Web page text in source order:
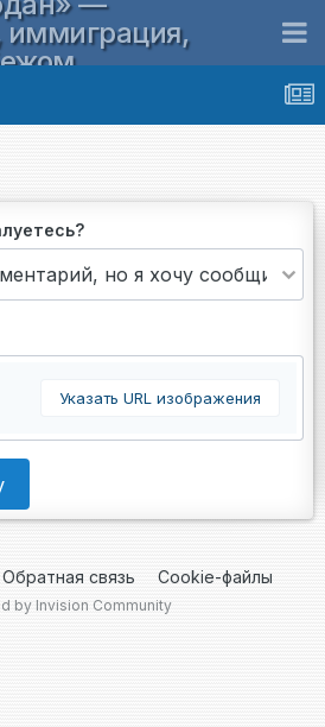
иммиграция,
Указать URL изображения
Обратная связь Cookie-файлы
by Invision Community